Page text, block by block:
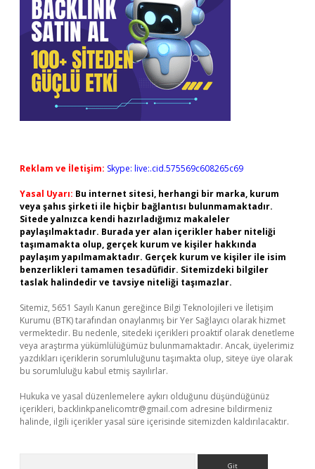
Reklam ve İletişim: Skype: live:.cid.575569c608265c69
Yasal Uyarı: Bu internet sitesi, herhangi bir marka, kurum
veya şahıs şirketi ile hiçbir bağlantısı bulunmamaktadır.
Sitede yalnızca kendi hazırladığımız makaleler
paylaşılmaktadır. Burada yer alan içerikler haber niteliği
taşımamakta olup, gerçek kurum ve kişiler hakkında
paylaşım yapılmamaktadır. Gerçek kurum ve kişiler ile isim
benzerlikleri tamamen tesadüfidir. Sitemizdeki bilgiler
taslak halindedir ve tavsiye niteliği taşımazlar.
Sitemiz, 5651 Sayılı Kanun gereğince Bilgi Teknolojileri ve İletişim
Kurumu (BTK) tarafından onaylanmış bir Yer Sağlayıcı olarak hizmet
vermektedir. Bu nedenle, sitedeki içerikleri proaktif olarak denetleme
veya araştırma yükümlülüğümüz bulunmamaktadır. Ancak, üyelerimiz
yazdıkları içeriklerin sorumluluğunu taşımakta olup, siteye üye olarak
bu sorumluluğu kabul etmiş sayılırlar.
Hukuka ve yasal düzenlemelere aykırı olduğunu düşündüğünüz
içerikleri, backlinkpanelicomtr@gmail.com adresine bildirmeniz
halinde, ilgili içerikler yasal süre içerisinde sitemizden kaldırılacaktır.